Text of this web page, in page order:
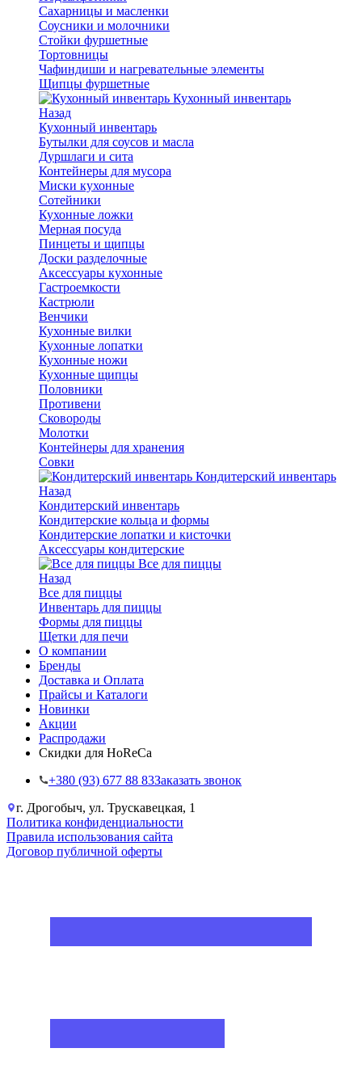
Сахарницы и масленки
Соусники и молочники
Стойки фуршетные
Тортовницы
Чафиндиши и нагревательные элементы
Щипцы фуршетные
Кухонный инвентарь
Назад
Кухонный инвентарь
Бутылки для соусов и масла
Дуршлаги и сита
Контейнеры для мусора
Миски кухонные
Сотейники
Кухонные ложки
Мерная посуда
Пинцеты и щипцы
Доски разделочные
Аксессуары кухонные
Гастроемкости
Кастрюли
Венчики
Кухонные вилки
Кухонные лопатки
Кухонные ножи
Кухонные щипцы
Половники
Противени
Сковороды
Молотки
Контейнеры для хранения
Совки
Кондитерский инвентарь
Назад
Кондитерский инвентарь
Кондитерские кольца и формы
Кондитерские лопатки и кисточки
Аксессуары кондитерские
Все для пиццы
Назад
Все для пиццы
Инвентарь для пиццы
Формы для пиццы
Щетки для печи
О компании
Бренды
Доставка и Оплата
Прайсы и Каталоги
Новинки
Акции
Распродажи
Скидки для HoReCa
+38‎0 (93) 677 88 83Заказать звонок
г. Дрогобыч, ул. Трускавецкая, 1
Политика конфиденциальности
Правила использования сайта
Договор публичной оферты